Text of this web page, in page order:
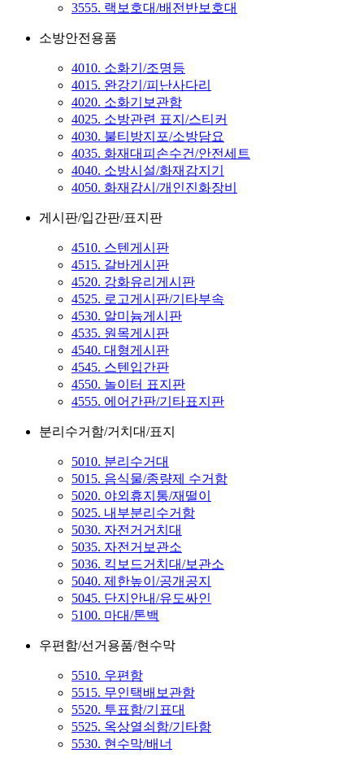
3555. 랙보호대/배전반보호대
소방안전용품
4010. 소화기/조명등
4015. 완강기/피난사다리
4020. 소화기보관함
4025. 소방관련 표지/스티커
4030. 불티방지포/소방담요
4035. 화재대피손수건/안전세트
4040. 소방시설/화재감지기
4050. 화재감시/개인진화장비
게시판/입간판/표지판
4510. 스텐게시판
4515. 갈바게시판
4520. 강화유리게시판
4525. 로고게시판/기타부속
4530. 알미늄게시판
4535. 원목게시판
4540. 대형게시판
4545. 스텐입간판
4550. 놀이터 표지판
4555. 에어간판/기타표지판
분리수거함/거치대/표지
5010. 분리수거대
5015. 음식물/종량제 수거함
5020. 야외휴지통/재떨이
5025. 내부분리수거함
5030. 자전거거치대
5035. 자전거보관소
5036. 킥보드거치대/보관소
5040. 제한높이/공개공지
5045. 단지안내/유도싸인
5100. 마대/톤백
우편함/선거용품/현수막
5510. 우편함
5515. 무인택배보관함
5520. 투표함/기표대
5525. 옥상열쇠함/기타함
5530. 현수막/배너